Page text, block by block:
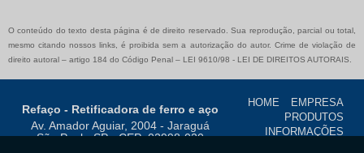
O conteúdo do texto desta página é de direito reservado. Sua reprodução, parcial ou total,
mesmo citando nossos links, é proibida sem a autorização do autor. Crime de violação de
direito autoral – artigo 184 do Código Penal – LEI 9610/98 - LEI DE DIREITOS AUTORAIS
Refaço - Retificadora de ferro e aço
Av. Amador Aguiar, 2004 - Jaraguá
São Paulo-SP - CEP: 02998-020
HOME
EMPRESA
PRODUTOS
INFORMAÇÕES